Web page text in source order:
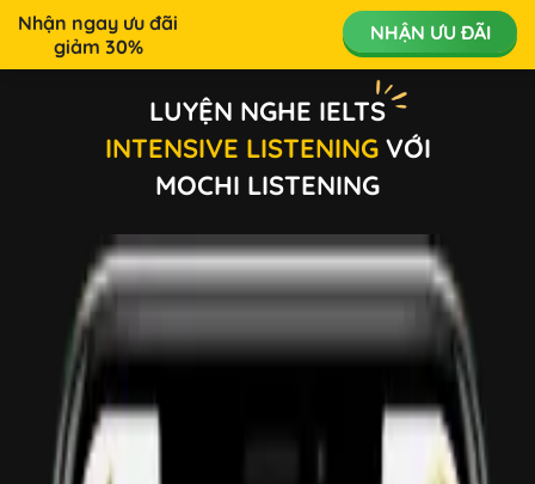
Nhận ngay ưu đãi
giảm 30%
NHẬN ƯU ĐÃI
LUYỆN NGHE IELTS
INTENSIVE LISTENINGVỚI
MOCHI LISTENING